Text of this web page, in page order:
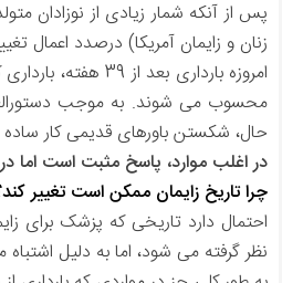
زنان و زایمان آمریکا) درصدد اعمال
محسوب می شوند. به موجب
حال، شکستن باورهای قدیمی کار ساده ای نیست.
در اغلب موارد، پاسخ مثبت است اما
چرا تاریخ زایمان ممکن است تغییر
نظر گرفته می شود، اما به دلیل اشتباه